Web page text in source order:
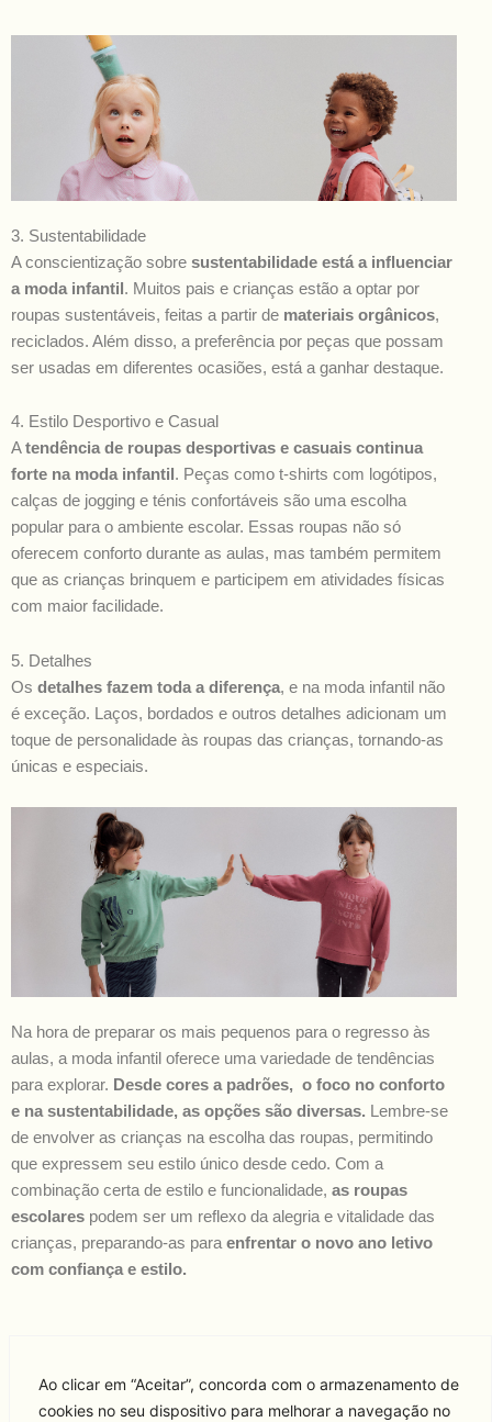
Ao clicar em “Aceitar”, concorda com o armazenamento de
cookies no seu dispositivo para melhorar a navegação no
3. Sustentabilidade
A conscientização sobre sustentabilidade está a influenciar
a moda infantil . Muitos pais e crianças estão a optar por
roupas sustentáveis, feitas a partir de materiais orgânicos,
reciclados. Além disso, a preferência por peças que possam
ser usadas em diferentes ocasiões, está a ganhar destaque.
4. Estilo Desportivo e Casual
Atendência de roupas desportivas e casuais continua
forte na moda infantil . Peças como t-shirts com logótipos,
calças de jogging e ténis confortáveis são uma escolha
popular para o ambiente escolar. Essas roupas não só
oferecem conforto durante as aulas, mas também permitem
que as crianças brinquem e participem em atividades físicas
com maior facilidade.
5. Detalhes
Os detalhes fazem toda a diferença, e na moda infantil não
é exceção. Laços, bordados e outros detalhes adicionam um
toque de personalidade às roupas das crianças, tornando-as
únicas e especiais.
Na hora de preparar os mais pequenos para o regresso às
aulas, a moda infantil oferece uma variedade de tendências
para explorar. Desde cores a padrões, o foco no conforto
e na sustentabilidade, as opções são diversas. Lembre-se
de envolver as crianças na escolha das roupas, permitindo
que expressem seu estilo único desde cedo. Com a
combinação certa de estilo e funcionalidade, as roupas
escolares podem ser um reflexo da alegria e vitalidade das
crianças, preparando-as para enfrentar o novo ano letivo
com confiança e estilo.